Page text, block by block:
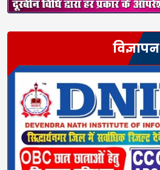
विज्ञापन